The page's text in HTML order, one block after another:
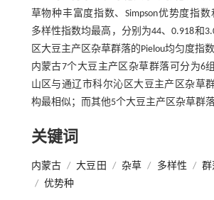
草物种丰富度指数、Simpson优势度指数
多样性指数均最高，分别为44、0.918和
区大豆主产区杂草群落的Pielou均匀度指
内蒙古7个大豆主产区杂草群落可分为6
山区与通辽市科尔沁区大豆主产区杂草
构最相似；而其他5个大豆主产区杂草群
关键词
内蒙古 / 大豆田 / 杂草 / 多样性 / 群
/ 优势种